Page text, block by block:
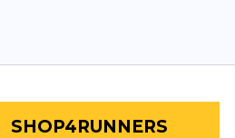
SHOP4RUNNERS